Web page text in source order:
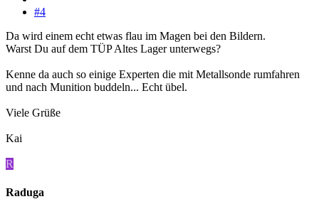
#4
Da wird einem echt etwas flau im Magen bei den Bildern.
Warst Du auf dem TÜP Altes Lager unterwegs?
Kenne da auch so einige Experten die mit Metallsonde rumfahren
und nach Munition buddeln... Echt übel.
Viele Grüße
Kai
R
Raduga